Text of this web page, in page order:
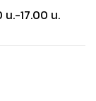
น.-17.00 น.